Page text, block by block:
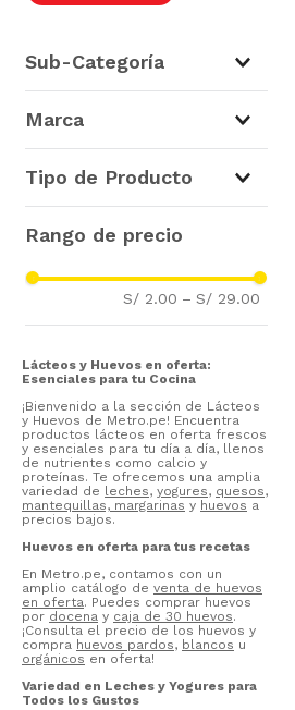
Sub-Categoría
Mantequillas (19)
Marca
Manty
La Preferida (1)
La Danesa ( )
Tipo de Producto
S/ 2.00 – S/ 29.00
Lácteos y Huevos en oferta:
Esenciales para tu Cocina
¡Bienvenido a la sección de Lácteos
y Huevos de Metro.pe! Encuentra
productos lácteos en oferta frescos
y esenciales para tu día a día, llenos
de nutrientes como calcio y
proteínas. Te ofrecemos una amplia
variedad de leches, yogures, quesos,
mantequillas, margarinas y huevos a
precios bajos.
Huevos en oferta para tus recetas
En Metro.pe, contamos con un
amplio catálogo de venta de huevos
en oferta. Puedes comprar huevos
por docena y caja de 30 huevos.
¡Consulta el precio de los huevos y
compra huevos pardos, blancos u
orgánicos en oferta!
Variedad en Leches y Yogures para
Todos los Gustos